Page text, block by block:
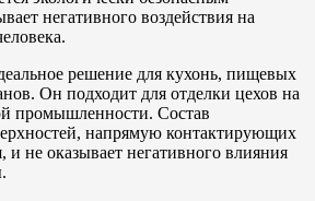
негативного воздействия на
решение для кухонь, пищевых
Он подходит для отделки цехов на
промышленности. Состав
напрямую контактирующих
и не оказывает негативного влияния